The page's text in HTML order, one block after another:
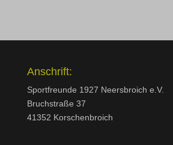
Anschrift:
Sportfreunde 1927 Neersbroich e.V.
Bruchstraße 37
41352 Korschenbroich